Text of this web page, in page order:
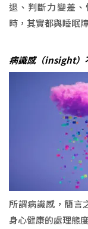
退、判斷力變差
時，其實都與睡眠
病識感（insight）
所謂病識感，簡言
身心健康的處理態